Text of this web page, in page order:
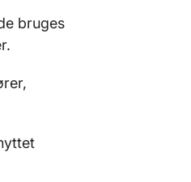
bruges